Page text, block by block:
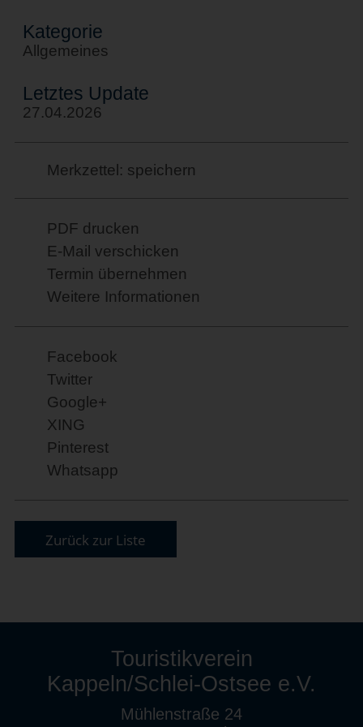
Kategorie
Allgemeines
Letztes Update
27.04.2026
Merkzettel: speichern
PDF drucken
E-Mail verschicken
Termin übernehmen
Weitere Informationen
Facebook
Twitter
Google+
XING
Pinterest
Whatsapp
Zurück zur Liste
Touristikverein
Kappeln/Schlei-Ostsee e.V.
Mühlenstraße 24